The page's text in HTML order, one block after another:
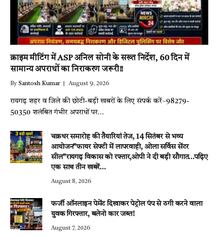
क्राइम मीटिंग में ASP अनिल सोनी के सख्त निर्देश, 60 दिन में
सामान्य अपराधों का निराकरण जरूरी!!
By Santosh Kumar August 9, 2026
रायगढ़ शहर व जिले की छोटी-बड़ी खबरों के लिए संपर्क करें~98279-
50350 शलंबित गंभीर अपराधों पर…
चक्रधर समारोह की तैयारियां तेज, 14 सितंबर से भव्य
आयोजन”फायर सेफ्टी में लापरवाही, ओला सर्विस सेंटर
सील”रायगढ़ विकास को रफ्तार,ओपी ने दी बड़ी सौगात…पढ़िए
एक साथ तीन खबरें…
August 8, 2026
फर्जी ऑनलाइन पेमेंट दिखाकर पेट्रोल पंप से ठगी करने वाला
युवक गिरफ्तार, बलेनो कार जब्त!
August 7, 2026